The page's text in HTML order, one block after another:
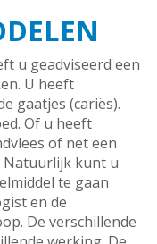
u geadviseerd een
U heeft
gaatjes (cariës).
Of u heeft
of net een
Natuurlijk kunt u
te gaan
en de
De verschillende